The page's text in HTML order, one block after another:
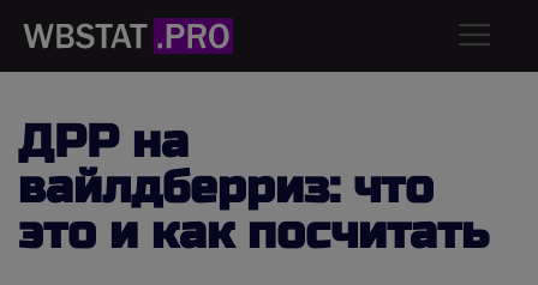
ДРР на
вайлдберриз: что
это и как посчитать